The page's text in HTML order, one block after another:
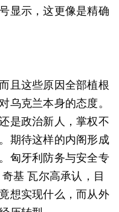
显示，这更像是精确
且这些原因全部植根
乌克兰本身的态度。
是政治新人，掌权不
期待这样的内阁形成
匈牙利防务与安全专
基 瓦尔高承认，目
想实现什么，而从外